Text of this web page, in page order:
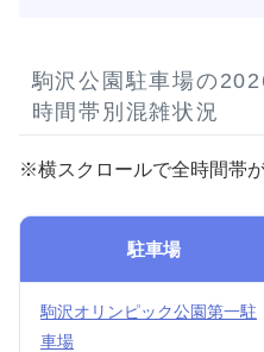
駒沢公園駐車場の
時間帯別混雑状況
※横スクロールで全時間帯
駐車場
駒沢オリンピック公園第一駐
車場